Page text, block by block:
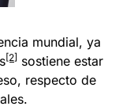
mundial, ya
[2] sostiene estar
respecto de